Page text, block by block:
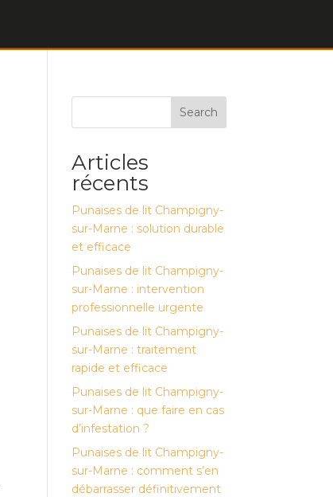
Search
Articles
récents
Punaises de lit Champigny-
sur-Marne : solution durable
et efficace
Punaises de lit Champigny-
sur-Marne : intervention
professionnelle urgente
Punaises de lit Champigny-
sur-Marne : traitement
rapide et efficace
Punaises de lit Champigny-
sur-Marne : que faire en cas
d’infestation ?
Punaises de lit Champigny-
sur-Marne : comment s’en
débarrasser définitivement